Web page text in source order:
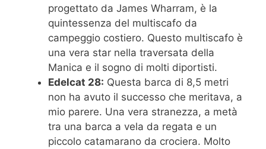
progettato da James Wharram, è la
quintessenza del multiscafo da
campeggio costiero. Questo multiscafo è
una vera star nella traversata della
Manica e il sogno di molti diportisti.
Edelcat 28: Questa barca di 8,5 metri
non ha avuto il successo che meritava, a
mio parere. Una vera stranezza, a metà
tra una barca a vela da regata e un
piccolo catamarano da crociera. Molto